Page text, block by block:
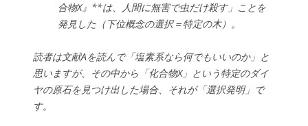
合物X』**は、人間に無害で虫だけ殺す」ことを
発見した（下位概念の選択＝特定の木）。
読者は文献Aを読んで「塩素系なら何でもいいのか」と
思いますが、その中から「化合物X」という特定のダイ
ヤの原石を見つけ出した場合、それが「選択発明」で
す。